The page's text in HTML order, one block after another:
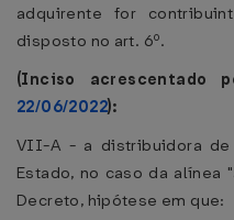
adquirente for
disposto no art. 6º.
(Inciso acrescentado
22/06/2022):
VII-A - a distribuidora de
Estado, no caso da alínea
Decreto, hipótese em que: